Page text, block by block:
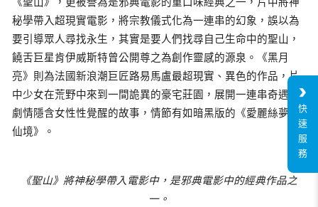
秘學帶入超現實電影，將宗教儀式化為一連串的幻象，誤以為
要引導眾人尋找永生，其實是要人們找尋自己生命中的聖山，
饒舌巨星肯伊威斯特曾公開尊之為創作靈感的源泉。《黑月
亮》則為法國新浪潮巨匠路易馬盧最超現實、異色的作品，片
中少女在荒野中來到一間詭異的豪宅莊園，展開一連串奇遇，
劇情隱含女性性覺醒的故事，情節有如暗黑版的《愛麗絲夢遊
仙境》。
《聖山》將神秘學帶入電影中，是邪典電影中的經典作品之
一。
快
速
服
務